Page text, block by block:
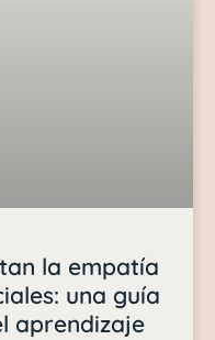
la empatía
una guía
aprendizaje